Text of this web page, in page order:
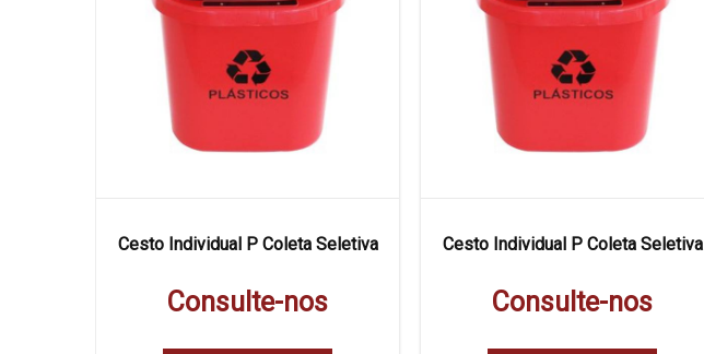
Cesto Individual P Coleta Seletiva
Consulte-nos
Cesto Individual P Coleta Seletiva
Consulte-nos